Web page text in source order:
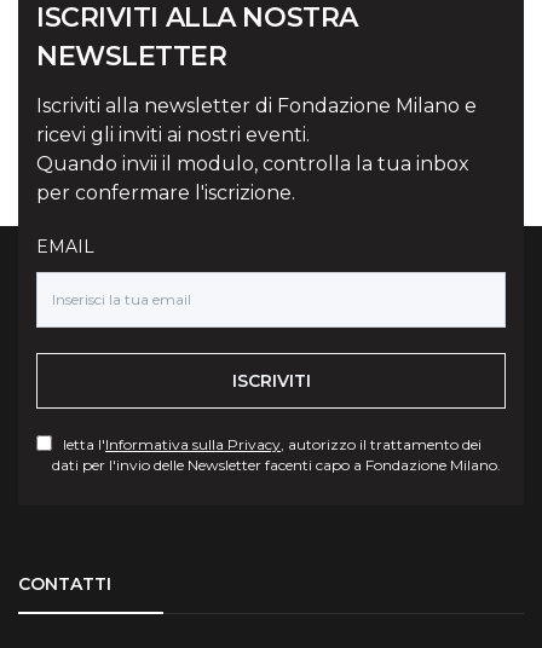
ISCRIVITI ALLA NOSTRA
NEWSLETTER
Iscriviti alla newsletter di Fondazione Milano e
ricevi gli inviti ai nostri eventi.
Quando invii il modulo, controlla la tua inbox
per confermare l'iscrizione.
EMAIL
ISCRIVITI
letta l'Informativa sulla Privacy , autorizzo il trattamento dei
dati per l'invio delle Newsletter facenti capo a Fondazione Milano.
CONTATTI